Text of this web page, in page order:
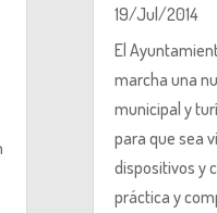
19/Jul/2014
El
marcha una
municipal y
para que sea
dispositivos y
práctica y